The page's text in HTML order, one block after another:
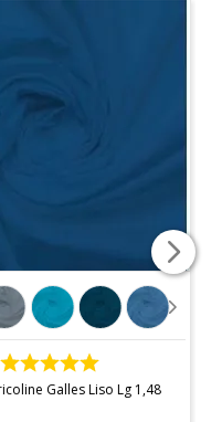
COMPRAR
Galles Liso Lg 1,48